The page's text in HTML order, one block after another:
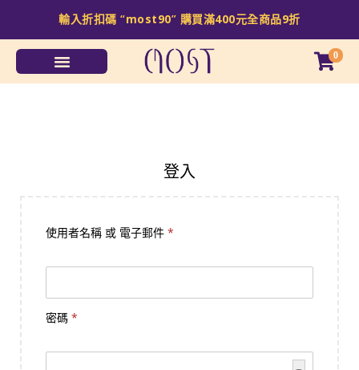
輸入折扣碼 “most90” 購買滿400元全商品9折
0
登入
使用者名稱 或 電子郵件 *
密碼 *